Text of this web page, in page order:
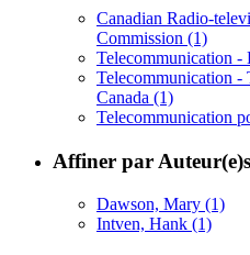
Canadian Radio-
Commission (1)
Telecommunication -
Telecommunication -
Canada (1)
Telecommunication
Affiner par Auteur(e)s
Dawson, Mary (1)
Intven, Hank (1)